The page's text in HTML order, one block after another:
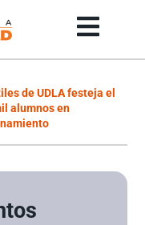
de UDLA festeja el
alumnos en